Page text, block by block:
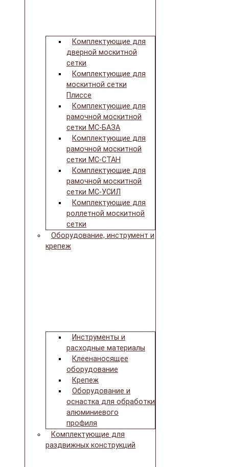
Комплектующие для
дверной москитной
сетки
Комплектующие для
москитной сетки
Плиссе
Комплектующие для
рамочной москитной
сетки МС-БАЗА
Комплектующие для
рамочной москитной
сетки МС-СТАН
Комплектующие для
рамочной москитной
сетки МС-УСИЛ
Комплектующие для
роллетной москитной
сетки
Оборудование, инструмент и
крепеж
Инструменты и
расходные материалы
Клеенаносящее
оборудование
Крепеж
Оборудование и
оснастка для обработки
алюминиевого
профиля
Комплектующие для
раздвижных конструкций